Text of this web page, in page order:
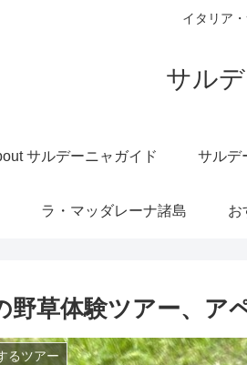
イタリア
サル
サルデーニャガイド サルデ
ラ・マッダレーナ諸島 お
野草体験ツアー、ア
るツアー